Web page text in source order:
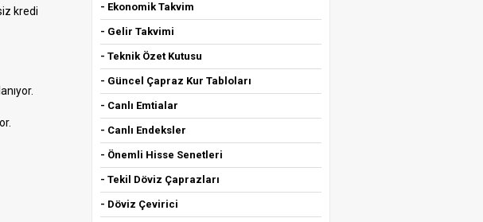
kredi
- Ekonomik Takvim
- Gelir Takvimi
- Teknik Özet Kutusu
- Güncel Çapraz Kur Tabloları
- Canlı Emtialar
- Canlı Endeksler
- Önemli Hisse Senetleri
- Tekil Döviz Çaprazları
- Döviz Çevirici